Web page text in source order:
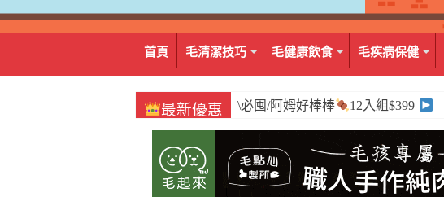
首頁 毛清潔技巧 毛健康飲食 毛疾病保健
最新優惠 \必囤/阿姆好棒棒 12入組$399